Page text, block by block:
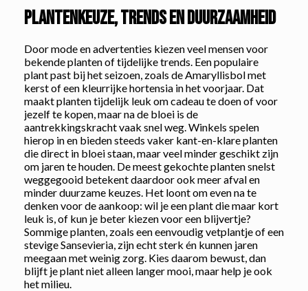
Plantenkeuze, trends en duurzaamheid
Door mode en advertenties kiezen veel mensen voor
bekende planten of tijdelijke trends. Een populaire
plant past bij het seizoen, zoals de Amaryllisbol met
kerst of een kleurrijke hortensia in het voorjaar. Dat
maakt planten tijdelijk leuk om cadeau te doen of voor
jezelf te kopen, maar na de bloei is de
aantrekkingskracht vaak snel weg. Winkels spelen
hierop in en bieden steeds vaker kant-en-klare planten
die direct in bloei staan, maar veel minder geschikt zijn
om jaren te houden. De meest gekochte planten snelst
weggegooid betekent daardoor ook meer afval en
minder duurzame keuzes. Het loont om even na te
denken voor de aankoop: wil je een plant die maar kort
leuk is, of kun je beter kiezen voor een blijvertje?
Sommige planten, zoals een eenvoudig vetplantje of een
stevige Sansevieria, zijn echt sterk én kunnen jaren
meegaan met weinig zorg. Kies daarom bewust, dan
blijft je plant niet alleen langer mooi, maar help je ook
het milieu.